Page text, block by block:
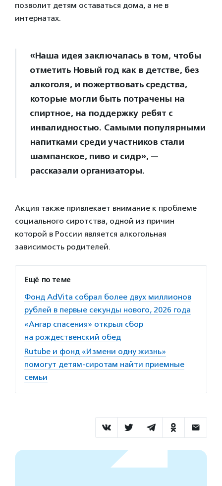
позволит детям оставаться дома, а не в
интернатах.
«Наша идея заключалась в том, чтобы
отметить Новый год как в детстве, без
алкоголя, и пожертвовать средства,
которые могли быть потрачены на
спиртное, на поддержку ребят с
инвалидностью. Самыми популярными
напитками среди участников стали
шампанское, пиво и сидр», —
рассказали организаторы.
Акция также привлекает внимание к проблеме
социального сиротства, одной из причин
которой в России является алкогольная
зависимость родителей.
Ещё по теме
Фонд AdVita собрал более двух миллионов
рублей в первые секунды нового, 2026 года
«Ангар спасения» открыл сбор
на рождественский обед
Rutube и фонд «Измени одну жизнь»
помогут детям-сиротам найти приемные
семьи